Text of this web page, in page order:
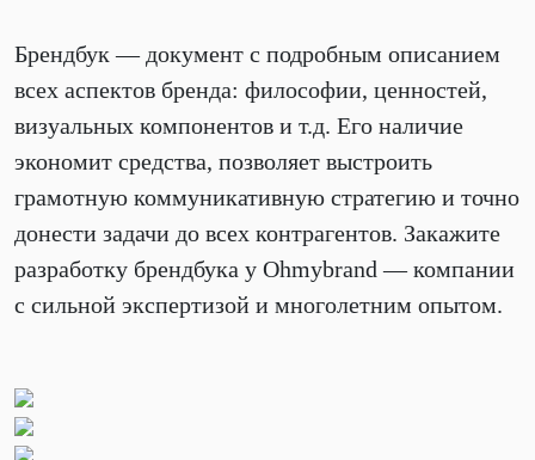
Брендбук — документ с подробным описанием
всех аспектов бренда: философии, ценностей,
визуальных компонентов и т.д. Его наличие
экономит средства, позволяет выстроить
грамотную коммуникативную стратегию и точно
донести задачи до всех контрагентов. Закажите
разработку брендбука у Ohmybrand — компании
с сильной экспертизой и многолетним опытом.